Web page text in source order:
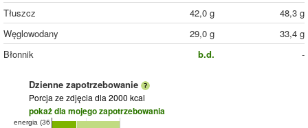
Tłuszcz
42,0 g
48,3 g
Węglowodany
29,0 g
33,4 g
Błonnik
b.d. -
Dzienne zapotrzebowanie
Porcja ze zdjęcia dla 2000 kcal
pokaż dla mojego zapotrzebowania
energia (36